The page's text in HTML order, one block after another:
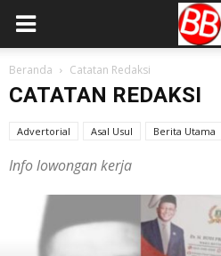
Beranda Catatan Redaksi
CATATAN REDAKSI
Advertorial Asal Usul Berita Utama
Info lowongan kerja